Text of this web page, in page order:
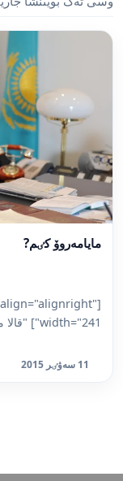
مايامەروۆ كٸم?
width="241"] "قالا مەن دالا" گازەتٸ[/caption] ەرجان مالعاجى...
11 سەۋٸر 2015